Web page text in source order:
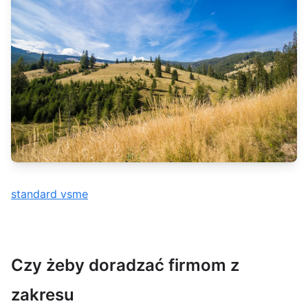
standard vsme
Czy żeby doradzać firmom z
zakresu